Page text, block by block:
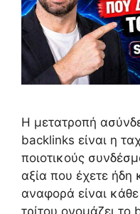
Η μετατροπή
backlinks είναι η
ποιοτικούς
αξία που έχετε ήδη
αναφορά είναι